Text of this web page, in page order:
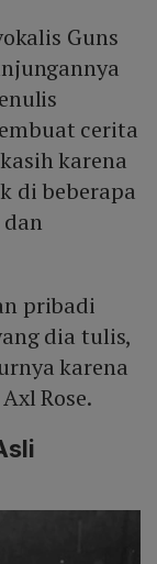
Guns
cerita
karena
di beberapa
pribadi
dia tulis,
karena
Rose.